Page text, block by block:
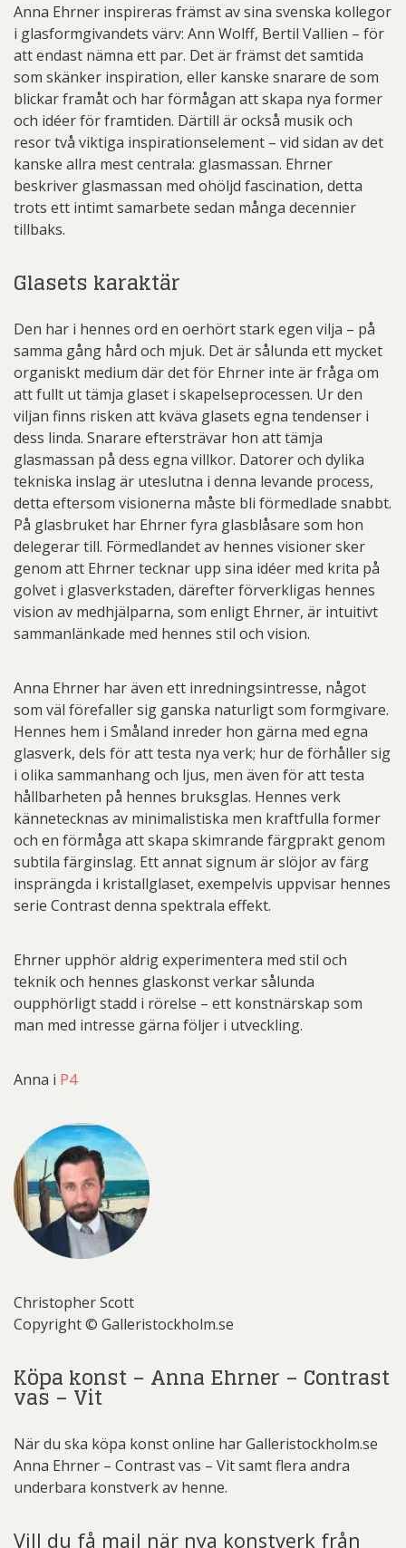
Anna Ehrner inspireras främst av sina svenska kollegor
i glasformgivandets värv: Ann Wolff, Bertil Vallien – för
att endast nämna ett par. Det är främst det samtida
som skänker inspiration, eller kanske snarare de som
blickar framåt och har förmågan att skapa nya former
och idéer för framtiden. Därtill är också musik och
resor två viktiga inspirationselement – vid sidan av det
kanske allra mest centrala: glasmassan. Ehrner
beskriver glasmassan med ohöljd fascination, detta
trots ett intimt samarbete sedan många decennier
tillbaks.
Glasets karaktär
Den har i hennes ord en oerhört stark egen vilja – på
samma gång hård och mjuk. Det är sålunda ett mycket
organiskt medium där det för Ehrner inte är fråga om
att fullt ut tämja glaset i skapelseprocessen. Ur den
viljan finns risken att kväva glasets egna tendenser i
dess linda. Snarare eftersträvar hon att tämja
glasmassan på dess egna villkor. Datorer och dylika
tekniska inslag är uteslutna i denna levande process,
detta eftersom visionerna måste bli förmedlade snabbt.
På glasbruket har Ehrner fyra glasblåsare som hon
delegerar till. Förmedlandet av hennes visioner sker
genom att Ehrner tecknar upp sina idéer med krita på
golvet i glasverkstaden, därefter förverkligas hennes
vision av medhjälparna, som enligt Ehrner, är intuitivt
sammanlänkade med hennes stil och vision.
Anna Ehrner har även ett inredningsintresse, något
som väl förefaller sig ganska naturligt som formgivare.
Hennes hem i Småland inreder hon gärna med egna
glasverk, dels för att testa nya verk; hur de förhåller sig
i olika sammanhang och ljus, men även för att testa
hållbarheten på hennes bruksglas. Hennes verk
kännetecknas av minimalistiska men kraftfulla former
och en förmåga att skapa skimrande färgprakt genom
subtila färginslag. Ett annat signum är slöjor av färg
insprängda i kristallglaset, exempelvis uppvisar hennes
serie Contrast denna spektrala effekt.
Ehrner upphör aldrig experimentera med stil och
teknik och hennes glaskonst verkar sålunda
oupphörligt stadd i rörelse – ett konstnärskap som
man med intresse gärna följer i utveckling.
Anna i P4
Christopher Scott
Copyright © Galleristockholm.se
Köpa konst – Anna Ehrner – Contrast
vas – Vit
När du ska köpa konst online har Galleristockholm.se
Anna Ehrner – Contrast vas – Vit samt flera andra
underbara konstverk av henne.
Vill du få mail när nya konstverk från